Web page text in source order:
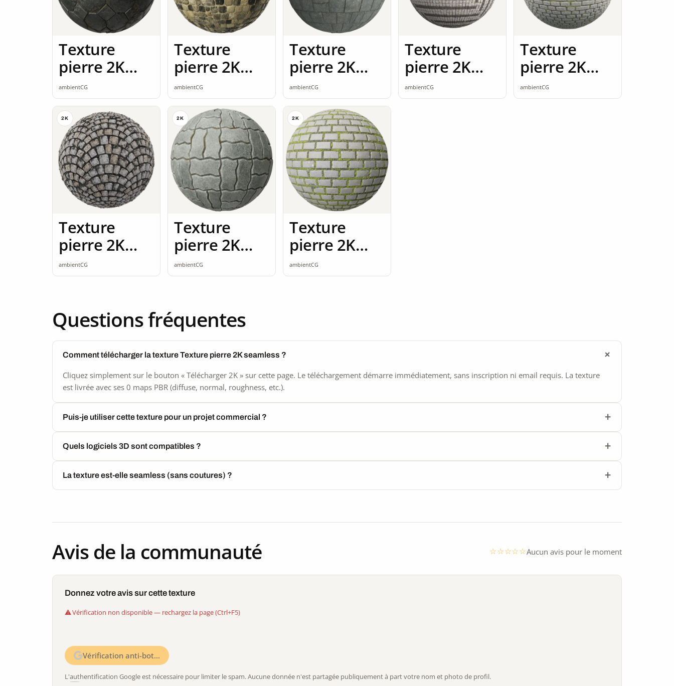
Texture
pierre 2K
seamless
ambientCG
Texture
pierre 2K
seamless
ambientCG
Texture
pierre 2K
seamless
ambientCG
Texture
pierre 2K
seamless
ambientCG
Texture
pierre 2K
seamless
ambientCG
2K
Texture
pierre 2K
seamless
ambientCG
2K
Texture
pierre 2K
seamless
ambientCG
2K
Texture
pierre 2K
seamless
ambientCG
Questions fréquentes
Comment télécharger la texture Texture pierre 2K seamless ?
Cliquez simplement sur le bouton « Télécharger 2K » sur cette page. Le téléchargement démarre immédiatement, sans inscription ni email requis. La texture
est livrée avec ses 0 maps PBR (diffuse, normal, roughness, etc.).
Puis-je utiliser cette texture pour un projet commercial ?
Quels logiciels 3D sont compatibles ?
La texture est-elle seamless (sans coutures) ?
Avis de la communauté Aucun avis pour le moment
Donnez votre avis sur cette texture
Vérification non disponible — rechargez la page (Ctrl+F5)
Vérification anti-bot…
L'authentification Google est nécessaire pour limiter le spam. Aucune donnée n'est partagée publiquement à part votre nom et photo de profil.